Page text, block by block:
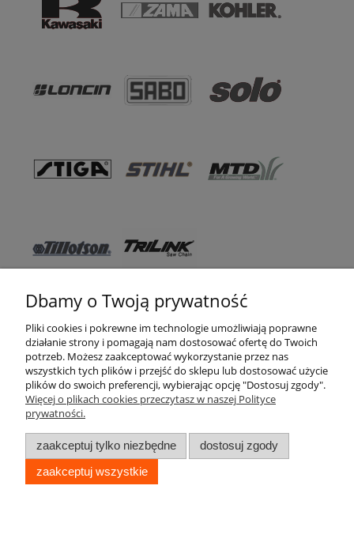
Pomoc
WSO TEXAS
Moje konto
Informacje
Dbamy o Twoją prywatność
Pliki cookies i pokrewne im technologie umożliwiają poprawne
działanie strony i pomagają nam dostosować ofertę do Twoich
potrzeb. Możesz zaakceptować wykorzystanie przez nas
wszystkich tych plików i przejść do sklepu lub dostosować użycie
plików do swoich preferencji, wybierając opcję "Dostosuj zgody".
Więcej o plikach cookies przeczytasz w naszej Polityce
prywatności.
zaakceptuj tylko niezbędne
dostosuj zgody
zaakceptuj wszystkie